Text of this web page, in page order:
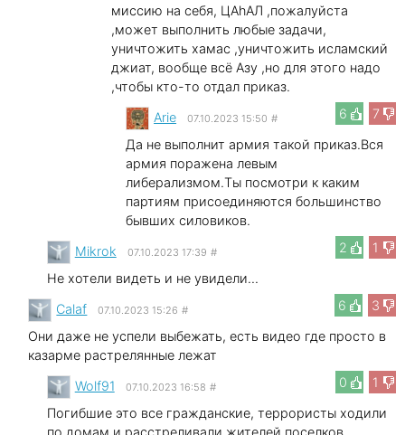
миссию на себя, ЦАhAЛ ,пожалуйста
,может выполнить любые задачи,
уничтожить хамас ,уничтожить исламский
джиат, вообще всё Азу ,но для этого надо
,чтобы кто-то отдал приказ.
6
7
Arie 07.10.2023 15:50 #
Да не выполнит армия такой приказ.Вся
армия поражена левым
либерализмом.Ты посмотри к каким
партиям присоединяются большинство
бывших силовиков.
2
1
Mikrok 07.10.2023 17:39 #
Не хотели видеть и не увидели...
6
3
Calaf 07.10.2023 15:26 #
Они даже не успели выбежать, есть видео где просто в
казарме растрелянные лежат
0
1
Wolf91 07.10.2023 16:58 #
Погибшие это все гражданские, террористы ходили
по домам и расстреливали жителей поселков,